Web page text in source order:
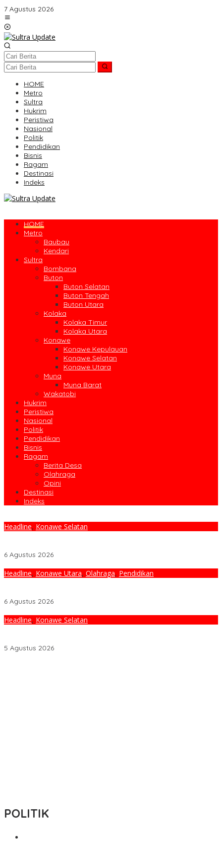
Lewati
ke
konten
7 Agustus 2026
HOME
Metro
Sultra
Hukrim
Peristiwa
Nasional
Politik
Pendidikan
Bisnis
Ragam
Destinasi
Indeks
HOME
Metro
Baubau
Kendari
Sultra
Bombana
Buton
Buton Selatan
Buton Tengah
Buton Utara
Kolaka
Kolaka Timur
Kolaka Utara
Konawe
Konawe Kepulauan
Konawe Selatan
Konawe Utara
Muna
Muna Barat
Wakatobi
Hukrim
Peristiwa
Nasional
Politik
Pendidikan
Bisnis
Ragam
Berita Desa
Olahraga
Opini
Destinasi
Indeks
Headline, Konawe Selatan
6 Agustus 2026
Headline, Konawe Utara, Olahraga, Pendidikan
6 Agustus 2026
Headline, Konawe Selatan
5 Agustus 2026
POLITIK